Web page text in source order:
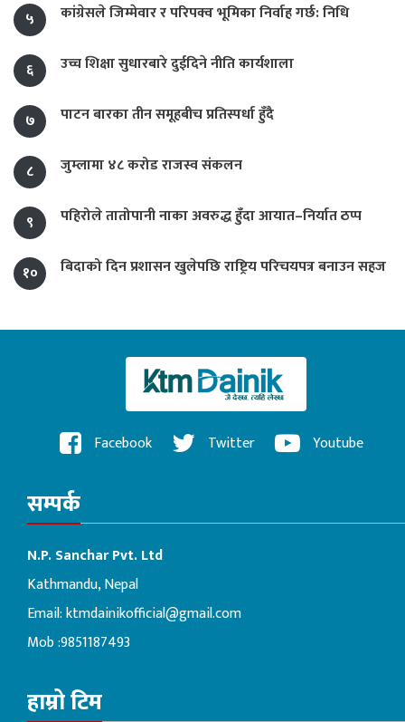
५
कांग्रेसले जिम्मेवार र परिपक्व भूमिका निर्वाह गर्छ: निधि
६ उच्च शिक्षा सुधारबारे दुईदिने नीति कार्यशाला
७ पाटन बारका तीन समूहबीच प्रतिस्पर्धा हुँदै
८ जुम्लामा ४८ करोड राजस्व संकलन
९ पहिरोले तातोपानी नाका अवरुद्ध हुँदा आयात–निर्यात ठप्प
१० बिदाको दिन प्रशासन खुलेपछि राष्ट्रिय परिचयपत्र बनाउन सहज
Facebook Twitter Youtube
सम्पर्क
N.P. Sanchar Pvt. Ltd
Kathmandu, Nepal
Email:ktmdainikofficial@gmail.com
Mob :9851187493
हाम्रो टिम